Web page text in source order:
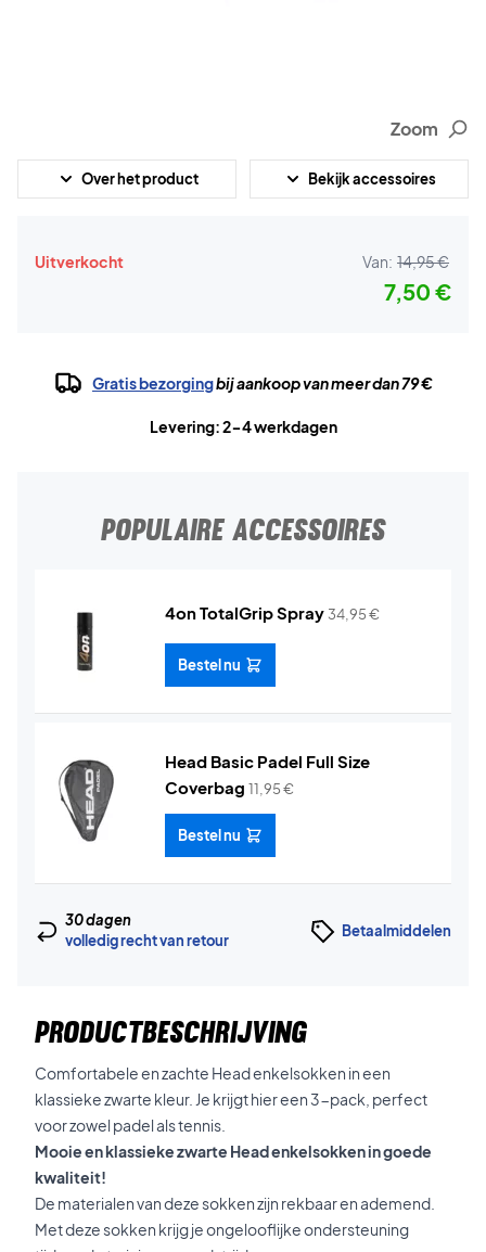
Zoom
Over het product Bekijk accessoires
Uitverkocht Van: 14,95 €
7,50 €
Gratis bezorgingbij aankoop van meer dan 79 €
Levering: 2-4 werkdagen
POPULAIRE ACCESSOIRES
4on TotalGrip Spray 34,95€
Bestel nu
Head Basic Padel Full Size
Coverbag 11,95€
Bestel nu
30 dagen
volledig recht van retour
Betaalmiddelen
PRODUCTBESCHRIJVING
Comfortabele en zachte Head enkelsokken in een
klassieke zwarte kleur. Je krijgt hier een 3-pack, perfect
voor zowel padel als tennis.
Mooie en klassieke zwarte Head enkelsokken in goede
kwaliteit!
De materialen van deze sokken zijn rekbaar en ademend.
Met deze sokken krijg je ongelooflijke ondersteuning